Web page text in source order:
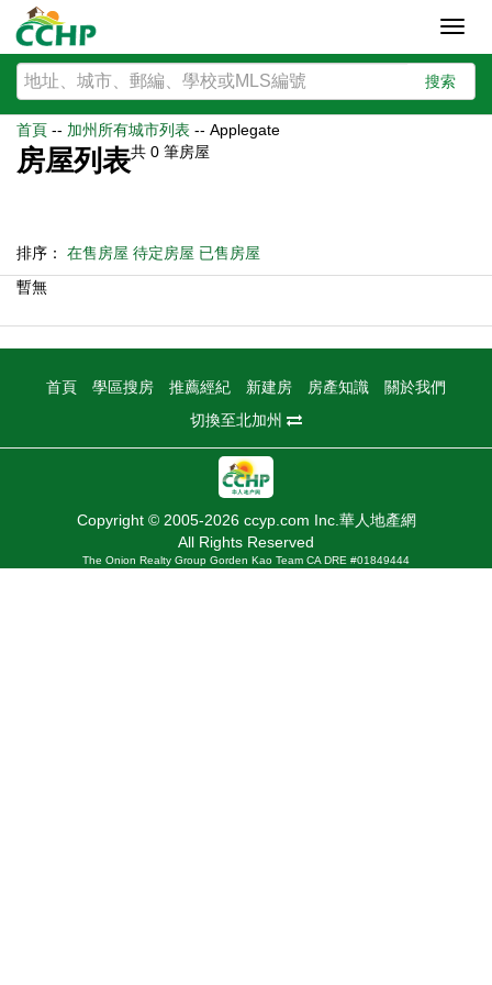
搜索
首頁 -- 加州所有城市列表 -- Applegate
房屋列表共 0 筆房屋
排序： 在售房屋 待定房屋 已售房屋
暫無
首頁 學區搜房 推薦經紀 新建房 房產知識
關於我們
切換至北加州
Copyright © 2005-2026 ccyp.com Inc.華人地產網
All Rights Reserved
The Onion Realty Group Gorden Kao Team CA DRE #01849444